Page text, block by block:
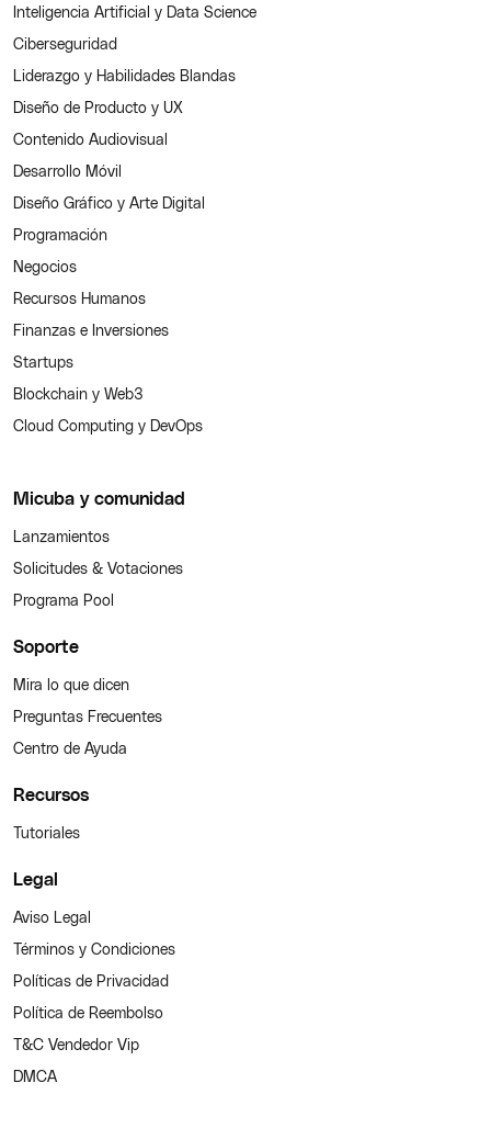
Inteligencia Artificial y Data Science
Ciberseguridad
Liderazgo y Habilidades Blandas
Diseño de Producto y UX
Contenido Audiovisual
Desarrollo Móvil
Diseño Gráfico y Arte Digital
Programación
Negocios
Recursos Humanos
Finanzas e Inversiones
Startups
Blockchain y Web3
Cloud Computing y DevOps
Micuba y comunidad
Lanzamientos
Solicitudes & Votaciones
Programa Pool
Soporte
Mira lo que dicen
Preguntas Frecuentes
Centro de Ayuda
Recursos
Tutoriales
Legal
Aviso Legal
Términos y Condiciones
Políticas de Privacidad
Política de Reembolso
T&C Vendedor Vip
DMCA